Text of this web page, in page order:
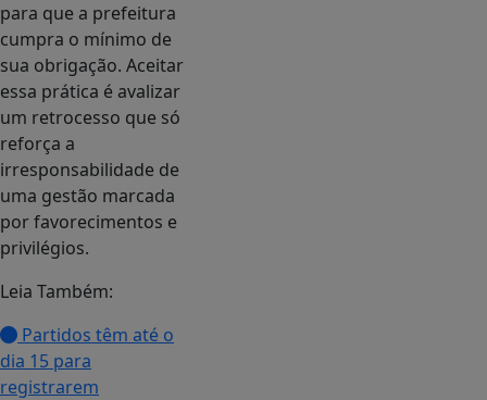
para que a prefeitura
cumpra o mínimo de
sua obrigação. Aceitar
essa prática é avalizar
um retrocesso que só
reforça a
irresponsabilidade de
uma gestão marcada
por favorecimentos e
privilégios.
Leia Também:
Partidos têm até o
dia 15 para
registrarem